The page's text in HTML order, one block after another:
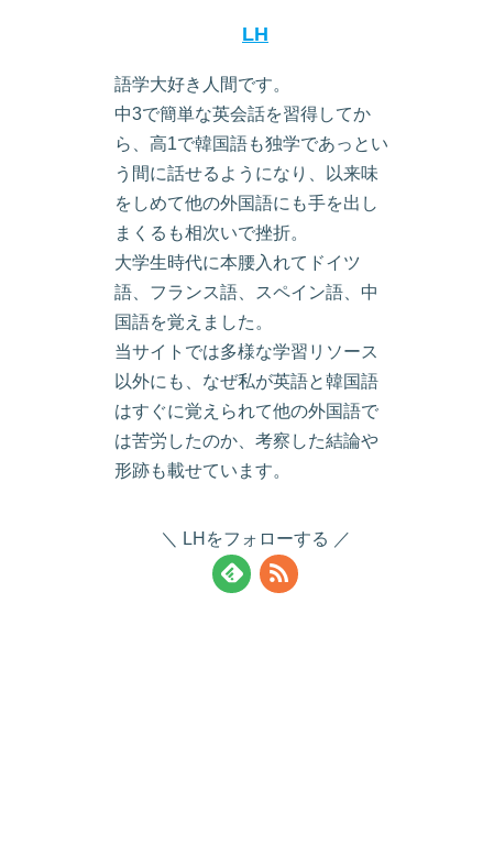
LH
語学大好き人間です。
中3で簡単な英会話を習得してか
ら、高1で韓国語も独学であっとい
う間に話せるようになり、以来味
をしめて他の外国語にも手を出し
まくるも相次いで挫折。
大学生時代に本腰入れてドイツ
語、フランス語、スペイン語、中
国語を覚えました。
当サイトでは多様な学習リソース
以外にも、なぜ私が英語と韓国語
はすぐに覚えられて他の外国語で
は苦労したのか、考察した結論や
形跡も載せています。
LHをフォローする